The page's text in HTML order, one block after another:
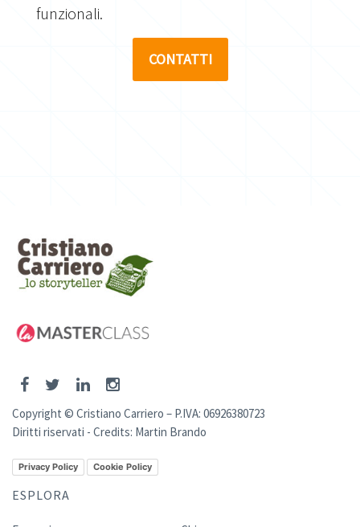
funzionali.
CONTATTI
Copyright © Cristiano Carriero – P.IVA: 06926380723
Diritti riservati - Credits: Martin Brando
Privacy Policy Cookie Policy
ESPLORA